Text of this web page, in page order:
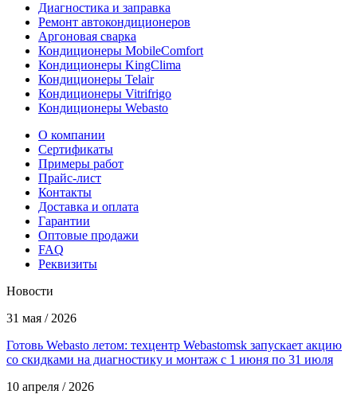
Диагностика и заправка
Ремонт автокондиционеров
Аргоновая сварка
Кондиционеры MobileComfort
Кондиционеры KingClima
Кондиционеры Telair
Кондиционеры Vitrifrigo
Кондиционеры Webasto
О компании
Сертификаты
Примеры работ
Прайс-лист
Контакты
Доставка и оплата
Гарантии
Оптовые продажи
FAQ
Реквизиты
Новости
31 мая / 2026
Готовь Webasto летом: техцентр Webastomsk запускает акцию
со скидками на диагностику и монтаж с 1 июня по 31 июля
10 апреля / 2026